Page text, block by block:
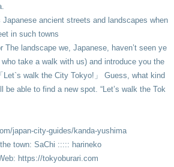
ancient streets and landscapes when
in such towns
The landscape we, Japanese, haven’t seen ye
take a walk with us) and introduce you the
Let`s walk the City Tokyo!」 Guess, what kind
be able to find a new spot. “Let’s walk the Tok
japan-city-guides/kanda-yushima
town: SaChi ::::: harineko
https://tokyoburari.com